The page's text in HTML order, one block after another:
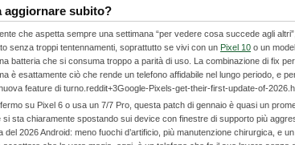
aggiornare subito?
che aspetta sempre una settimana “per vedere cosa succede agli
senza troppi tentennamenti, soprattutto se vivi con un Pixel 10 o un
batteria che si consuma troppo a parità di uso. La combinazione di fix
è esattamente ciò che rende un telefono affidabile nel lungo periodo, e
feature di turno.reddit+3​Google-Pixels-get-their-first-update-of-
su Pixel 6 o usa un 7/7 Pro, questa patch di gennaio è quasi un
si sta chiaramente spostando sui device con finestre di supporto più
del 2026 Android: meno fuochi d’artificio, più manutenzione chirurgica, e